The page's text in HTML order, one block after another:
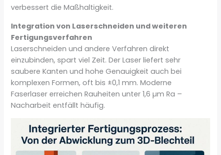
verbessert die Maßhaltigkeit.
Integration von Laserschneiden und weiteren
Fertigungsverfahren
Laserschneiden und andere Verfahren direkt
einzubinden, spart viel Zeit. Der Laser liefert sehr
saubere Kanten und hohe Genauigkeit auch bei
komplexen Formen, oft bis ±0,1 mm. Moderne
Faserlaser erreichen Rauheiten unter 1,6 µm Ra –
Nacharbeit entfällt häufig.